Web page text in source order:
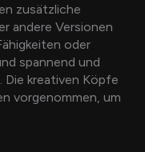
zusätzliche
andere Versionen
oder
spannend und
Die kreativen Köpfe
vorgenommen, um